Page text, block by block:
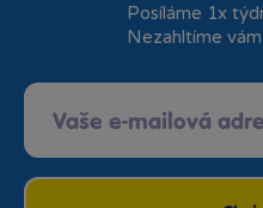
Posíláme 1x
Nezahltíme